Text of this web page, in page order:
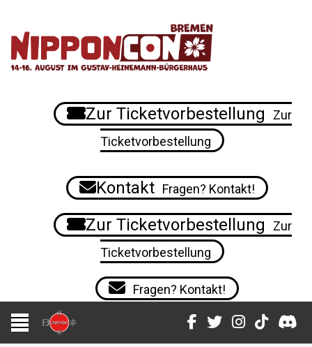
Zur Ticketvorbestellung
Zur
Ticketvorbestellung
Kontakt Fragen? Kontakt!
Zur Ticketvorbestellung
Zur
Ticketvorbestellung
Fragen? Kontakt!